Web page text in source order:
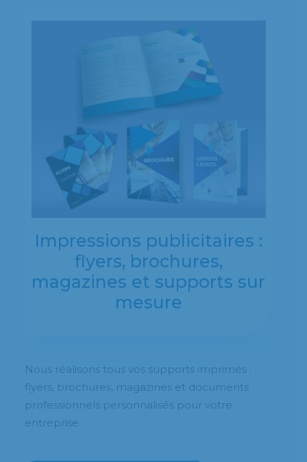
Impressions publicitaires :
flyers, brochures,
magazines et supports sur
mesure
Nous réalisons tous vos supports imprimés :
flyers, brochures, magazines et documents
professionnels personnalisés pour votre
entreprise.